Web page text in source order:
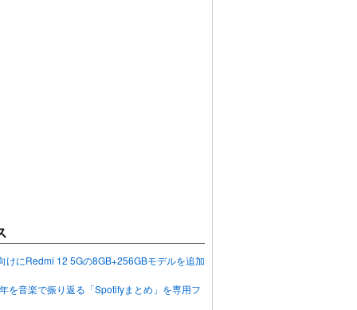
けにRedmi 12 5Gの8GB+256GBモデルを追加
を音楽で振り返る「Spotifyまとめ」を専用フ